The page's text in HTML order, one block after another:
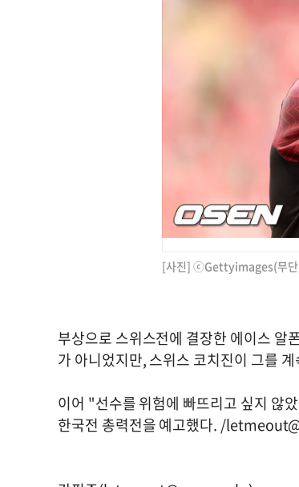
[사진] ⓒGettyimages(무단
부상으로 스위스전에 결장한 에이스 알
가 아니었지만, 스위스 코치진이 그를
이어 "선수를 위험에 빠뜨리고 싶지 않
한국전 총력전을 예고했다. /